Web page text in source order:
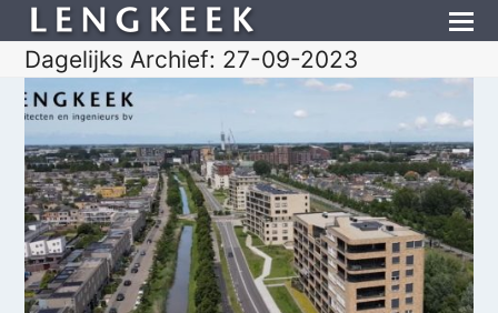
Dagelijks Archief: 27-09-2023